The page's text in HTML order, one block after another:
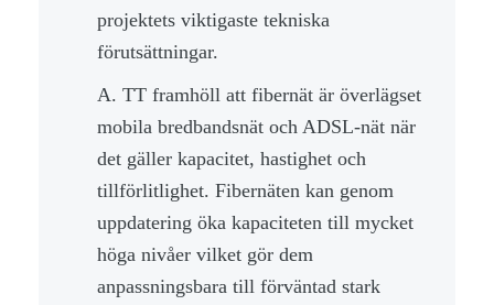
projektets viktigaste tekniska
förutsättningar.
A. TT framhöll att fibernät är överlägset
mobila bredbandsnät och ADSL-nät när
det gäller kapacitet, hastighet och
tillförlitlighet. Fibernäten kan genom
uppdatering öka kapaciteten till mycket
höga nivåer vilket gör dem
anpassningsbara till förväntad stark